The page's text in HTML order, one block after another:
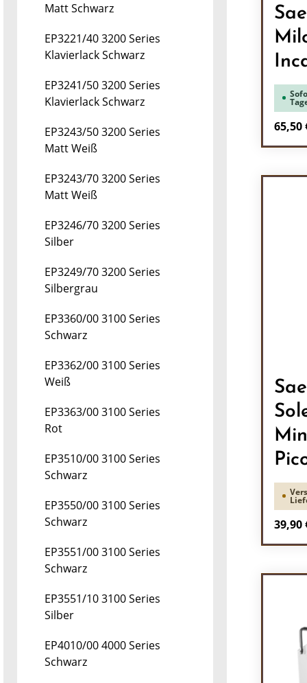
Matt Schwarz
EP3221/40 3200 Series
Klavierlack Schwarz
EP3241/50 3200 Series
Klavierlack Schwarz
EP3243/50 3200 Series
Matt Weiß
EP3243/70 3200 Series
Matt Weiß
EP3246/70 3200 Series
Silber
EP3249/70 3200 Series
Silbergrau
EP3360/00 3100 Series
Schwarz
EP3362/00 3100 Series
Weiß
EP3363/00 3100 Series
Rot
EP3510/00 3100 Series
Schwarz
EP3550/00 3100 Series
Schwarz
EP3551/00 3100 Series
Schwarz
EP3551/10 3100 Series
Silber
EP4010/00 4000 Series
Schwarz
65,50
39,90